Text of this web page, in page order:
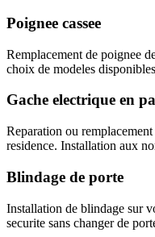
Poignee cassee
Remplacement de poignee
choix de modeles
Gache electrique en
Reparation ou
residence. Installation aux
Blindage de porte
Installation de blindage sur
securite sans changer de